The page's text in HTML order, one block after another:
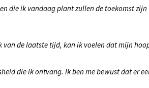
die ik vandaag plant zullen de toekomst
van de laatste tijd, kan ik voelen dat mijn
die ik ontvang. Ik ben me bewust dat er